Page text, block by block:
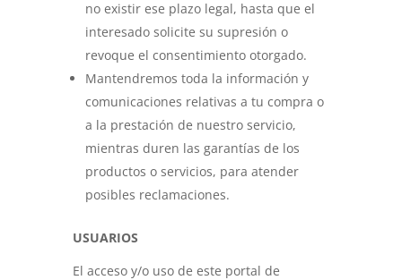
no existir ese plazo legal, hasta que el
interesado solicite su supresión o
revoque el consentimiento otorgado.
Mantendremos toda la información y
comunicaciones relativas a tu compra o
a la prestación de nuestro servicio,
mientras duren las garantías de los
productos o servicios, para atender
posibles reclamaciones.
USUARIOS
El acceso y/o uso de este portal de